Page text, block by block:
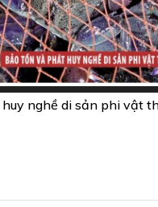
nghề di sản phi vật